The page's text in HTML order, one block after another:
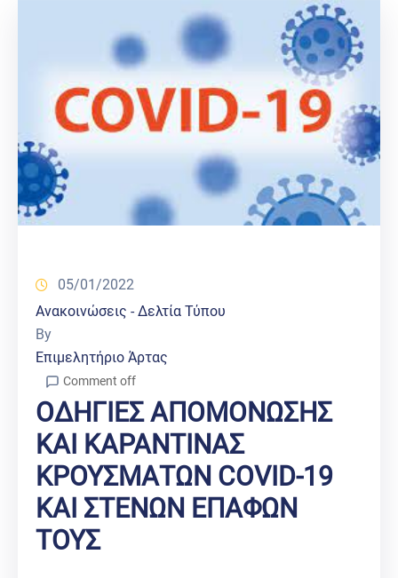
05/01/2022
Ανακοινώσεις - Δελτία Τύπου
By
Επιμελητήριο Άρτας
Comment off
ΟΔΗΓΙΕΣ ΑΠΟΜΟΝΩΣΗΣ
ΚΑΙ ΚΑΡΑΝΤΙΝΑΣ
ΚΡΟΥΣΜΑΤΩΝ COVID-19
ΚΑΙ ΣΤΕΝΩΝ ΕΠΑΦΩΝ
ΤΟΥΣ